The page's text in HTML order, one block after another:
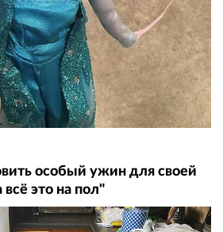
особый ужин для своей
это на пол"